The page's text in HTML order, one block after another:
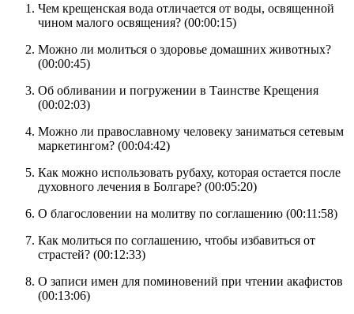
Чем крещенская вода отличается от воды, освященной
чином малого освящения? (00:00:15)
Можно ли молиться о здоровье домашних животных?
(00:00:45)
Об обливании и погружении в Таинстве Крещения
(00:02:03)
Можно ли православному человеку заниматься сетевым
маркетингом? (00:04:42)
Как можно использовать рубаху, которая остается после
духовного лечения в Болгаре? (00:05:20)
О благословении на молитву по соглашению (00:11:58)
Как молиться по соглашению, чтобы избавиться от
страстей? (00:12:33)
О записи имен для поминовений при чтении акафистов
(00:13:06)